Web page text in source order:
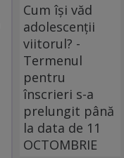
Cum își văd
adolescenții
viitorul? -
Termenul
pentru
înscrieri s-a
prelungit până
la data de 11
OCTOMBRIE